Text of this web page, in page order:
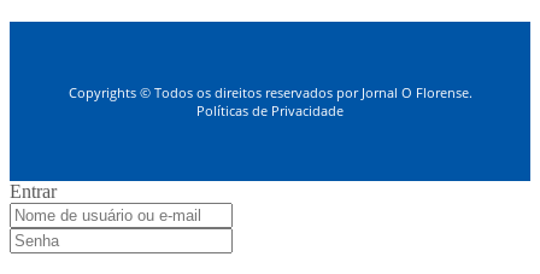
Copyrights © Todos os direitos reservados por Jornal O Florense.
Políticas de Privacidade
Entrar